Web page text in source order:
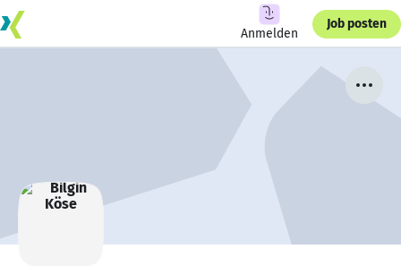
Anmelden
Job posten